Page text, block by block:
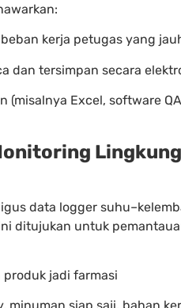
kerja petugas yang
dan tersimpan secara
(misalnya Excel, software
data logger
ditujukan untuk
jadi farmasi